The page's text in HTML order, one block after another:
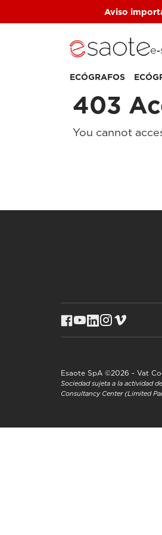
Aviso
ECÓGRAFOS
403
You cannot
Esaote SpA ©2026 - Vat
Sociedad sujeta a la actividad
Consultancy Center (Limited